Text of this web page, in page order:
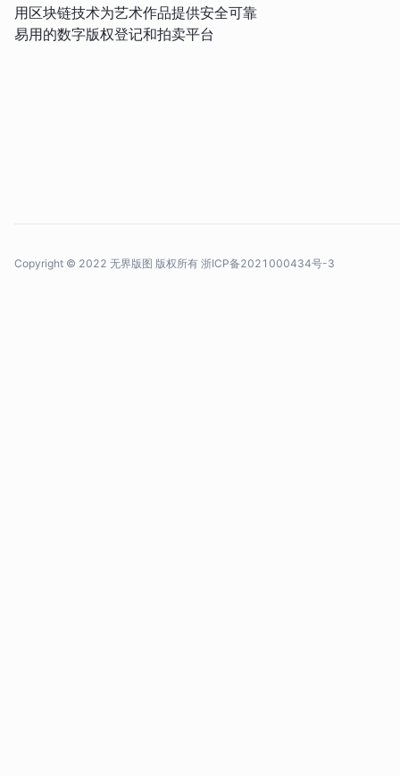
用区块链技术为艺术作品提供安全可靠
易用的数字版权登记和拍卖平台
Copyright © 2022 无界版图 版权所有 浙ICP备2021000434号-3